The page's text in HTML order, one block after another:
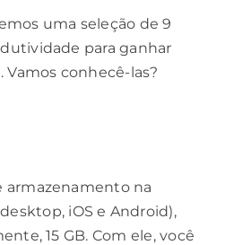
uma seleção de 9
para ganhar
conhecê-las?
armazenamento na
desktop, iOS e Android),
15 GB. Com ele, você